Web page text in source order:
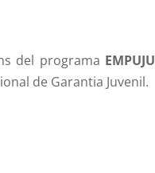
del programa EMPUJU
de Garantia Juvenil.